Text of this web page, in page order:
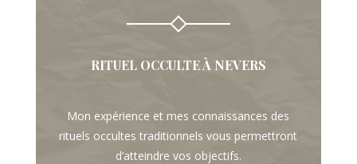
RITUEL OCCULTE À NEVERS
Mon expérience et mes connaissances des
rituels occultes traditionnels vous permettront
d’atteindre vos objectifs.